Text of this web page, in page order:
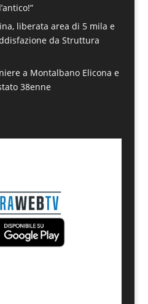
liberata area di 5 mila e
da Struttura
a Montalbano Elicona e
38enne